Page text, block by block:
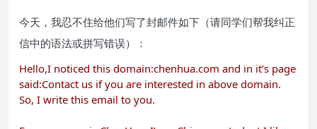
今天，我忍不住给他们写了封邮件如下（请同学们帮我纠正
信中的语法或拼写错误）：
Hello,I noticed this domain:chenhua.com and in it’s page
said:Contact us if you are interested in above domain.
So, I write this email to you.